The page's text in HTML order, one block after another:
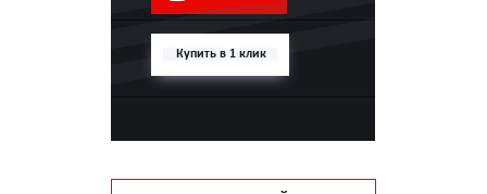
Купить в 1 клик